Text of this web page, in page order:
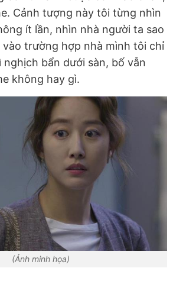
Cảnh tượng này tôi từng nhìn
ít lần, nhìn nhà người ta sao
trường hợp nhà mình tôi chỉ
bẩn dưới sàn, bố vẫn
không hay gì.
(Ảnh minh họa)